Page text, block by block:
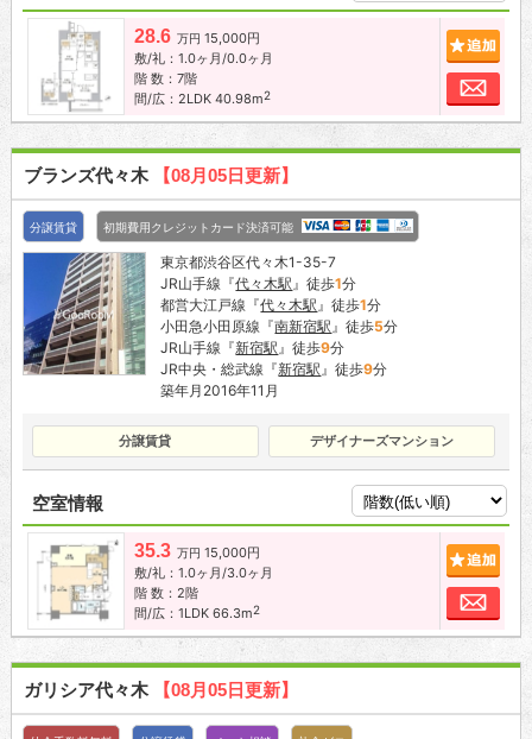
28.6 万円 15,000円
敷/礼：1.0ヶ月/0.0ヶ月
階 数：7階
間/広：2LDK 40.98m2
追加
お
ブランズ代々木 【08月05日更新】
分譲賃貸 初期費用クレジットカード決済可能
東京都渋谷区代々木1-35-7
JR山手線『代々木駅 』徒歩1分
都営大江戸線『代々木駅 』徒歩1分
小田急小田原線『南新宿駅 』徒歩5分
JR山手線『新宿駅 』徒歩9分
JR中央・総武線『新宿駅 』徒歩9分
築年月2016年11月
分譲賃貸 デザイナーズマンション
空室情報
35.3 万円 15,000円
敷/礼：1.0ヶ月/3.0ヶ月
階 数：2階
間/広：1LDK 66.3m2
お
ガリシア代々木 【08月05日更新】